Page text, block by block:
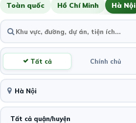
Toàn quốc Hồ Chí Minh Hà Nội
Tất cả Chính chủ
Hà Nội
Tất cả quận/huyện